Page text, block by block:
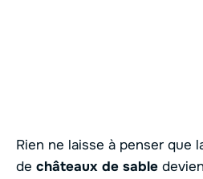
Rien ne laisse à penser que
de châteaux de sable